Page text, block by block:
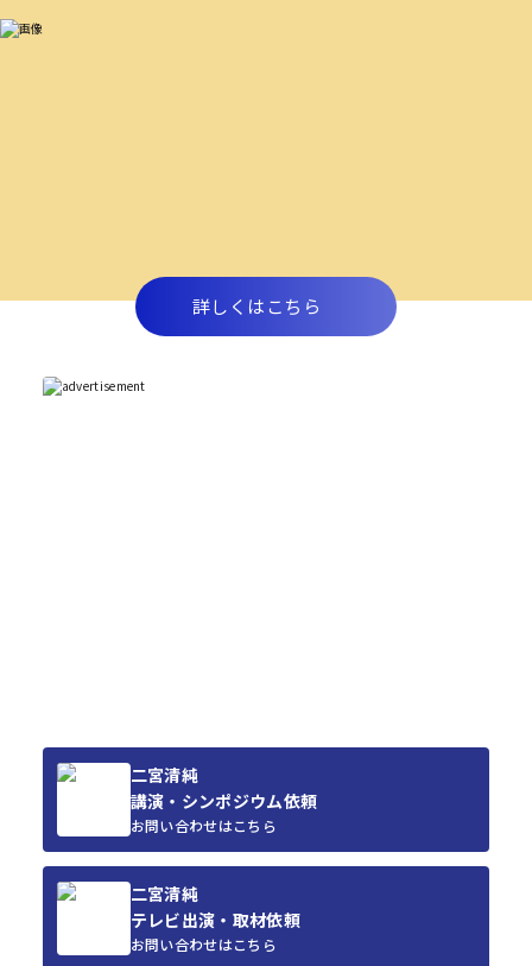
詳しくはこちら
二宮清純
講演・シンポジウム依頼
お問い合わせはこちら
二宮清純
テレビ出演・取材依頼
お問い合わせはこちら